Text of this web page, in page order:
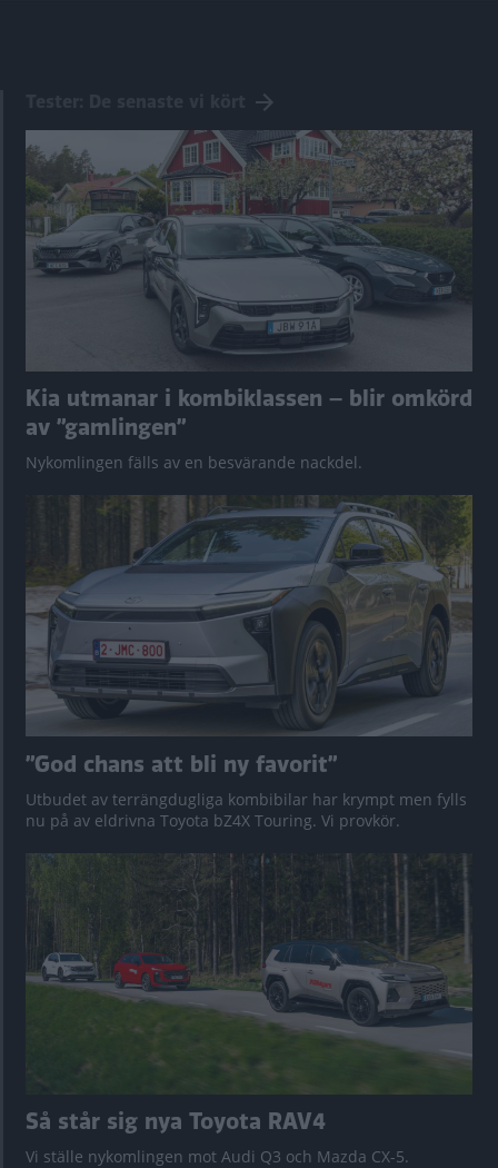
Kia utmanar i kombiklassen – blir omkörd
av ”gamlingen”
Nykomlingen fälls av en besvärande nackdel.
”God chans att bli ny favorit”
Utbudet av terrängdugliga kombibilar har krympt men fylls
nu på av eldrivna Toyota bZ4X Touring. Vi provkör.
Så står sig nya Toyota RAV4
Vi ställe nykomlingen mot Audi Q3 och Mazda CX-5.